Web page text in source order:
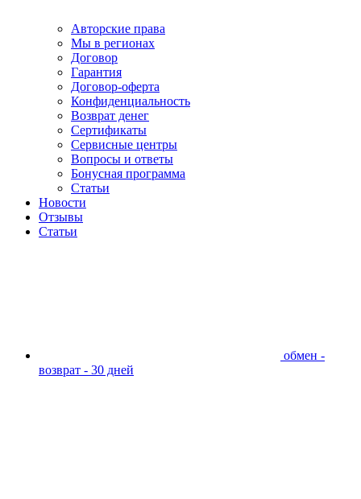
Авторские права
Мы в регионах
Договор
Гарантия
Договор-оферта
Конфиденциальность
Возврат денег
Сертификаты
Сервисные центры
Вопросы и ответы
Бонусная программа
Статьи
Новости
Отзывы
Статьи
обмен -
возврат - 30 дней